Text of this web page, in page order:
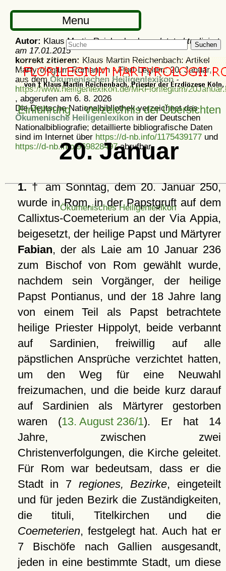
Menu
Suchen
Einführung Verzeichnis der Übersichten
20. Januar
1.† am Sonntag, dem 20. Januar 250,
wurde in Rom, in der Papstgruft auf dem
Callixtus-Coemeterium an der Via Appia,
beigesetzt, der heilige Papst und Märtyrer
Fabian, der als Laie am 10 Januar 236
zum Bischof von Rom gewählt wurde,
nachdem sein Vorgänger, der heilige
Papst Pontianus, und der 18 Jahre lang
von einem Teil als Papst betrachtete
heilige Priester Hippolyt, beide verbannt
auf Sardinien, freiwillig auf alle
päpstlichen Ansprüche verzichtet hatten,
um den Weg für eine Neuwahl
freizumachen, und die beide kurz darauf
auf Sardinien als Märtyrer gestorben
waren (13. August 236/1). Er hat 14
Jahre, zwischen zwei
Christenverfolgungen, die Kirche geleitet.
Für Rom war bedeutsam, dass er die
Stadt in 7 regiones, Bezirke, eingeteilt
und für jeden Bezirk die Zuständigkeiten,
die tituli, Titelkirchen und die
Coemeterien, festgelegt hat. Auch hat er
7 Bischöfe nach Gallien ausgesandt,
jeden in eine bestimmte Stadt, um diese
Autor: Klaus Martin Reichenbach -zuletzt aktualisiert
am 17.01.2015
korrekt zitieren:Klaus Martin Reichenbach: Artikel
Martyrologium Romanum - Flori-Legium: 20. Januar,
aus demÖkumenischen Heiligenlexikon-
https://www.heiligenlexikon.de/MRFlorilegium/
, abgerufen am 6. 8. 2026
Die Deutsche Nationalbibliothek verzeichnet das
Ökumenische Heiligenlexikon in der Deutschen
Nationalbibliografie; detaillierte bibliografische Daten
sind im Internet über https://d-nb.info/1175439177 und
https://d-nb.info/969828497abrufbar.
Ökumenisches Heiligenlexikon